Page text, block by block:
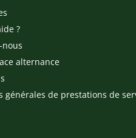
?
nous
alternance
générales de prestations de